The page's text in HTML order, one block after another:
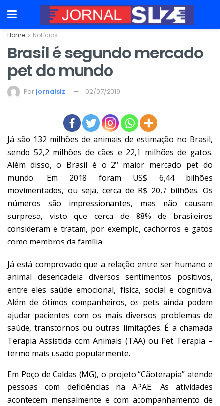
Home Notícias
Brasil é segundo mercado
pet do mundo
Por jornalslz 02/07/2019
Já são 132 milhões de animais de estimação no Brasil,
sendo 52,2 milhões de cães e 22,1 milhões de gatos.
Além disso, o Brasil é o 2º maior mercado pet do
mundo. Em 2018 foram US$ 6,44 bilhões
movimentados, ou seja, cerca de R$ 20,7 bilhões. Os
números são impressionantes, mas não causam
surpresa, visto que cerca de 88% de brasileiros
consideram e tratam, por exemplo, cachorros e gatos
como membros da família.
Já está comprovado que a relação entre ser humano e
animal desencadeia diversos sentimentos positivos,
entre eles saúde emocional, física, social e cognitiva.
Além de ótimos companheiros, os pets ainda podem
ajudar pacientes com os mais diversos problemas de
saúde, transtornos ou outras limitações. É a chamada
Terapia Assistida com Animais (TAA) ou Pet Terapia –
termo mais usado popularmente.
Em Poço de Caldas (MG), o projeto “Cãoterapia” atende
pessoas com deficiências na APAE. As atividades
acontecem mensalmente e com acompanhamento de